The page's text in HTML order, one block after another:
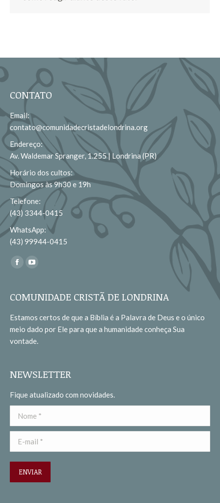
CONTATO
Email:
contato@comunidadecristadelondrina.org
Endereço:
Av. Waldemar Spranger, 1.255 | Londrina (PR)
Horário dos cultos:
Domingos às 9h30 e 19h
Telefone:
(43) 3344-0415
WhatsApp:
(43) 99944-0415
Encontre-nos em:
Facebook
opens
new
window
opens
new
window
COMUNIDADE CRISTÃ DE LONDRINA
Estamos certos de que a Bíblia é a Palavra de Deus e o único
meio dado por Ele para que a humanidade conheça Sua
vontade.
NEWSLETTER
Fique atualizado com novidades.
Nome *
E-mail *
ENVIAR